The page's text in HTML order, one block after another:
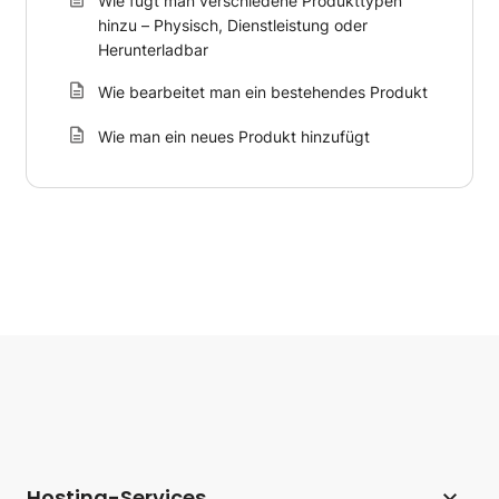
hinzu – Physisch, Dienstleistung oder
Herunterladbar
Wie bearbeitet man ein bestehendes Produkt
Wie man ein neues Produkt hinzufügt